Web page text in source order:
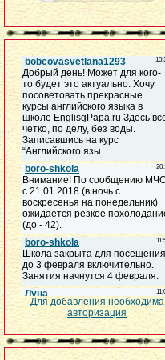
Для добавления необходима
авторизация